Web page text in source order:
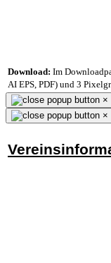
Download: Im
AI EPS, PDF) und 3
×
×